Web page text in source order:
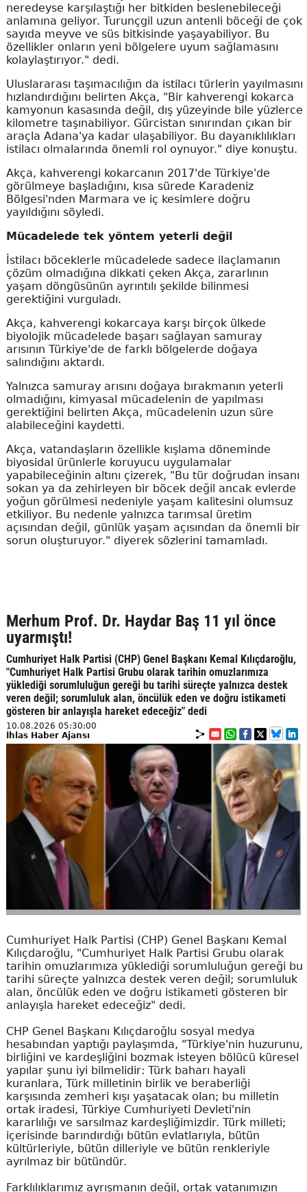
neredeyse karşılaştığı her bitkiden beslenebileceği
anlamına geliyor. Turunçgil uzun antenli böceği de çok
sayıda meyve ve süs bitkisinde yaşayabiliyor. Bu
özellikler onların yeni bölgelere uyum sağlamasını
kolaylaştırıyor." dedi.
Uluslararası taşımacılığın da istilacı türlerin yayılmasını
hızlandırdığını belirten Akça, "Bir kahverengi kokarca
kamyonun kasasında değil, dış yüzeyinde bile yüzlerce
kilometre taşınabiliyor. Gürcistan sınırından çıkan bir
araçla Adana'ya kadar ulaşabiliyor. Bu dayanıklılıkları
istilacı olmalarında önemli rol oynuyor." diye konuştu.
Akça, kahverengi kokarcanın 2017'de Türkiye'de
görülmeye başladığını, kısa sürede Karadeniz
Bölgesi'nden Marmara ve iç kesimlere doğru
yayıldığını söyledi.
Mücadelede tek yöntem yeterli değil
İstilacı böceklerle mücadelede sadece ilaçlamanın
çözüm olmadığına dikkati çeken Akça, zararlının
yaşam döngüsünün ayrıntılı şekilde bilinmesi
gerektiğini vurguladı.
Akça, kahverengi kokarcaya karşı birçok ülkede
biyolojik mücadelede başarı sağlayan samuray
arısının Türkiye'de de farklı bölgelerde doğaya
salındığını aktardı.
Yalnızca samuray arısını doğaya bırakmanın yeterli
olmadığını, kimyasal mücadelenin de yapılması
gerektiğini belirten Akça, mücadelenin uzun süre
alabileceğini kaydetti.
Akça, vatandaşların özellikle kışlama döneminde
biyosidal ürünlerle koruyucu uygulamalar
yapabileceğinin altını çizerek, "Bu tür doğrudan insanı
sokan ya da zehirleyen bir böcek değil ancak evlerde
yoğun görülmesi nedeniyle yaşam kalitesini olumsuz
etkiliyor. Bu nedenle yalnızca tarımsal üretim
açısından değil, günlük yaşam açısından da önemli bir
sorun oluşturuyor." diyerek sözlerini tamamladı.
Merhum Prof. Dr. Haydar Baş 11 yıl önce
uyarmıştı!
Cumhuriyet Halk Partisi (CHP) Genel Başkanı Kemal Kılıçdaroğlu,
"Cumhuriyet Halk Partisi Grubu olarak tarihin omuzlarımıza
yüklediği sorumluluğun gereği bu tarihi süreçte yalnızca destek
veren değil; sorumluluk alan, öncülük eden ve doğru istikameti
gösteren bir anlayışla hareket edeceğiz" dedi
10.08.2026 05:30:00
İhlas Haber Ajansı
Cumhuriyet Halk Partisi (CHP) Genel Başkanı Kemal
Kılıçdaroğlu, "Cumhuriyet Halk Partisi Grubu olarak
tarihin omuzlarımıza yüklediği sorumluluğun gereği bu
tarihi süreçte yalnızca destek veren değil; sorumluluk
alan, öncülük eden ve doğru istikameti gösteren bir
anlayışla hareket edeceğiz" dedi.
CHP Genel Başkanı Kılıçdaroğlu sosyal medya
hesabından yaptığı paylaşımda, "Türkiye'nin huzurunu,
birliğini ve kardeşliğini bozmak isteyen bölücü küresel
yapılar şunu iyi bilmelidir: Türk baharı hayali
kuranlara, Türk milletinin birlik ve beraberliği
karşısında zemheri kışı yaşatacak olan; bu milletin
ortak iradesi, Türkiye Cumhuriyeti Devleti'nin
kararlılığı ve sarsılmaz kardeşliğimizdir. Türk milleti;
içerisinde barındırdığı bütün evlatlarıyla, bütün
kültürleriyle, bütün dilleriyle ve bütün renkleriyle
ayrılmaz bir bütündür.
Farklılıklarımız ayrışmanın değil, ortak vatanımızın